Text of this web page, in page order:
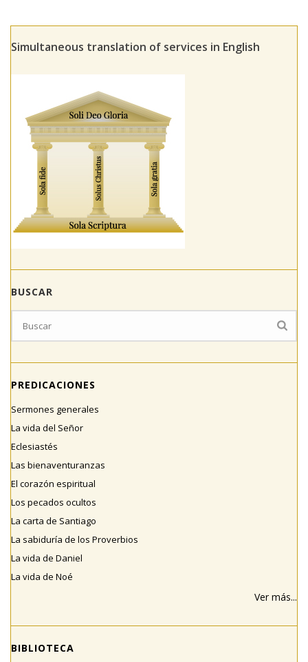
Simultaneous translation of services in English
BUSCAR
PREDICACIONES
Sermones generales
La vida del Señor
Eclesiastés
Las bienaventuranzas
El corazón espiritual
Los pecados ocultos
La carta de Santiago
La sabiduría de los Proverbios
La vida de Daniel
La vida de Noé
Ver más...
BIBLIOTECA